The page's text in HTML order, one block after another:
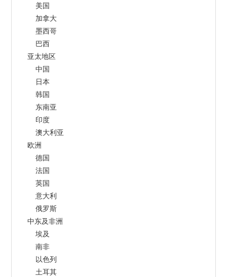
        美国
        加拿大
        墨西哥
        巴西
    亚太地区
        中国
        日本
        韩国
        东南亚
        印度
        澳大利亚
    欧洲
        德国
        法国
        英国
        意大利
        俄罗斯
    中东及非洲
        埃及
        南非
        以色列
        土耳其